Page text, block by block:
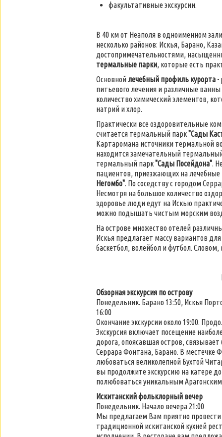
факультативные экскурсии.
В 40 км от Неаполя в одноименном
несколько районов: Искья, Барано,
достопримечательностями,
термальные парки, которые есть
Основнойлечебный профиль курорта -
питьевого лечения и различные
количество химический элементов,
натрий и хлор.
Практически все оздоровительные
считается термальный парк"Сады
Картаромана источники термальной
находится замечательный
термальный парк"Сады Посейдона".
пациентов, приезжающих на
Негомбо". По соседству с городом
Несмотря на большое количество
здоровье люди едут на Искью
можно подышать чистым морским
На острове множество отелей
Искья предлагает массу вариантов для
баскетбол, волейбол и футбол.
Обзорная экскурсия по острову
Понедельник. Барано 13:50, Искья
16:00
Окончание экскурсии около 19:00.
Экскурсия включает посещение
дорога, опоясавшая остров,
Серрара Фонтана, Барано. В местечке
любоваться великолепной Бухтой
вы продолжите экскурсию на катере
полюбоваться уникальным
Искитанский фольклорный вечер
Понедельник. Начало вечера 21:00
Мы предлагаем Вам приятно провести
традиционной искитанской кухней